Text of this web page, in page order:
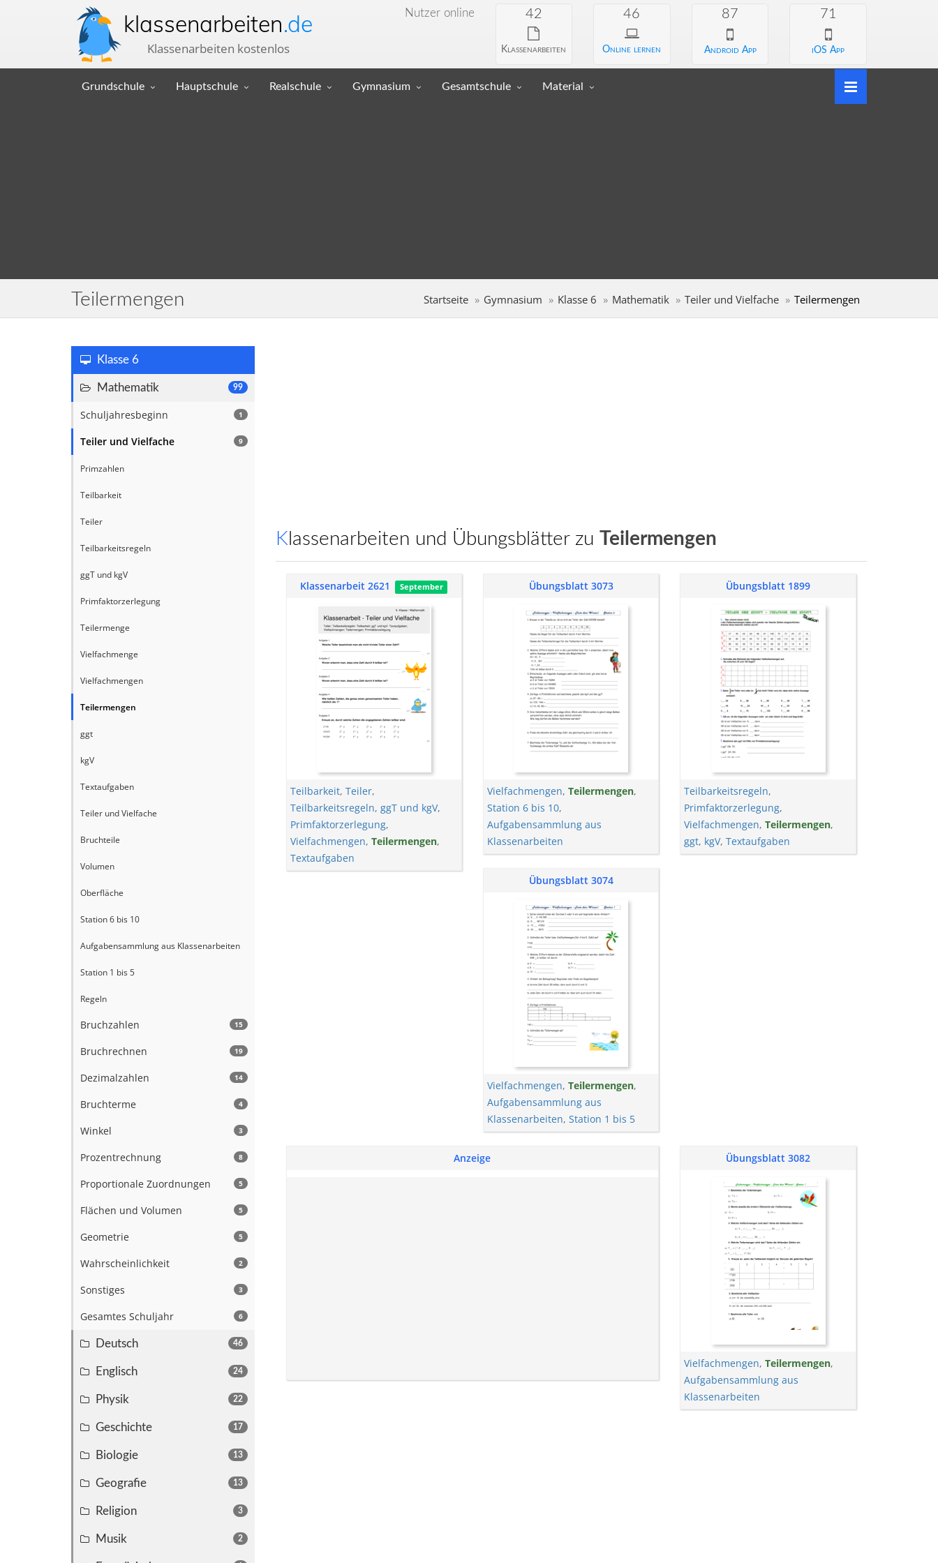
klassenarbeiten.de
Klassenarbeiten kostenlos
Nutzer online 42
Klassenarbeiten
46
Online lernen
87
Android App
71
iOS App
Grundschule Hauptschule Realschule Gymnasium Gesamtschule Material
Teilermengen Startseite Gymnasium Klasse 6 Mathematik Teiler und Vielfache Teilermengen
Klasse 6
99
Mathematik
1
Schuljahresbeginn
9
Teiler und Vielfache
Primzahlen
Teilbarkeit
Teiler
Teilbarkeitsregeln
ggT und kgV
Primfaktorzerlegung
Teilermenge
Vielfachmenge
Vielfachmengen
Teilermengen
ggt
kgV
Textaufgaben
Teiler und Vielfache
Bruchteile
Volumen
Oberfläche
Station 6 bis 10
Aufgabensammlung aus Klassenarbeiten
Station 1 bis 5
Regeln
15
Bruchzahlen
19
Bruchrechnen
14
Dezimalzahlen
4
Bruchterme
3
Winkel
8
Prozentrechnung
5
Proportionale Zuordnungen
5
Flächen und Volumen
5
Geometrie
2
Wahrscheinlichkeit
3
Sonstiges
6
Gesamtes Schuljahr
46
Deutsch
24
Englisch
22
Physik
17
Geschichte
13
Biologie
13
Geografie
3
Religion
2
Musik
Klassenarbeiten und Übungsblätter zu Teilermengen
Klassenarbeit 2621 September
Teilbarkeit, Teiler,
Teilbarkeitsregeln, ggT und kgV,
Primfaktorzerlegung,
Vielfachmengen, Teilermengen,
Textaufgaben
Übungsblatt 3073
Vielfachmengen, Teilermengen,
Station 6 bis 10,
Aufgabensammlung aus
Klassenarbeiten
Übungsblatt 1899
Teilbarkeitsregeln,
Primfaktorzerlegung,
Vielfachmengen,Teilermengen,
ggt, kgV,Textaufgaben
Übungsblatt 3074
Vielfachmengen, Teilermengen,
Aufgabensammlung aus
Klassenarbeiten, Station 1 bis 5
Anzeige Übungsblatt 3082
Vielfachmengen,Teilermengen,
Aufgabensammlung aus
Klassenarbeiten